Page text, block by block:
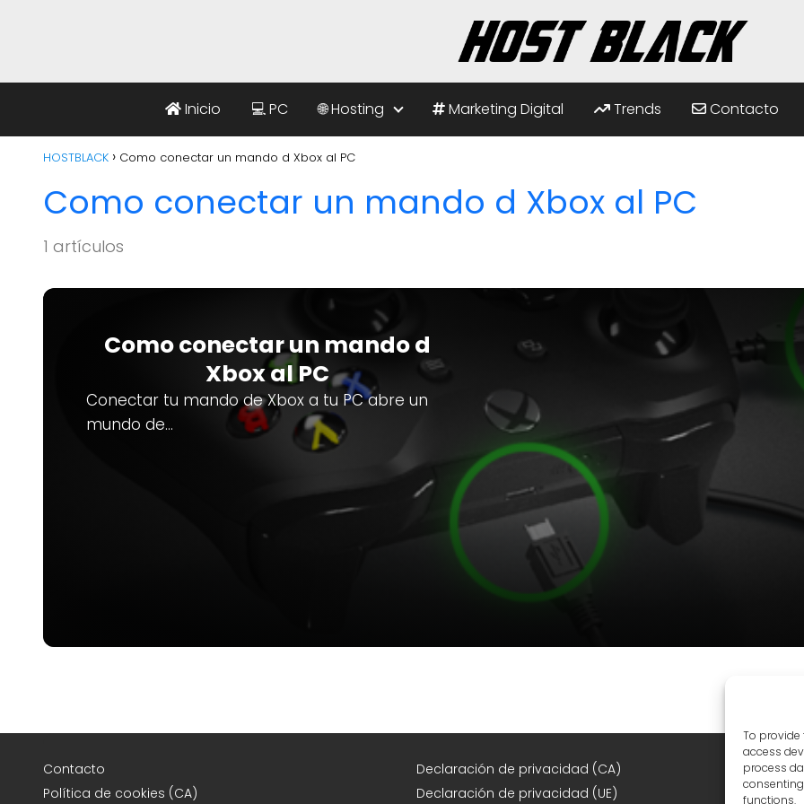
To provide
access
process
functions.
Inicio 💻 PC 🌐 Hosting Marketing Digital Trends Contacto
HOSTBLACK Como conectar un mando d Xbox al PC
Como conectar un mando d Xbox al PC
1 artículos
Como conectar un mando d
Xbox al PC
Conectar tu mando de Xbox a tu PC abre un
mundo de…
Contacto
Política de cookies (CA)
Declaración de privacidad (CA)
Declaración de privacidad (UE)